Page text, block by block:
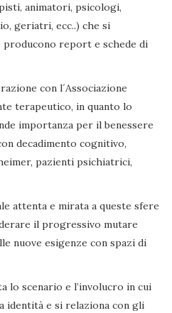
animatori, psicologi,
geriatri, ecc..) che si
report e schede di
con l´Associazione
terapeutico, in quanto lo
importanza per il benessere
decadimento cognitivo,
pazienti psichiatrici,
attenta e mirata a queste sfere
il progressivo mutare
nuove esigenze con spazi di
lo scenario e l’involucro in cui
identità e si relaziona con gli